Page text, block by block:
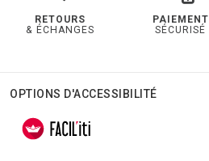
RETOURS
& ÉCHANGES
PAIEMENT
SÉCURISÉ
OPTIONS D'ACCESSIBILITÉ